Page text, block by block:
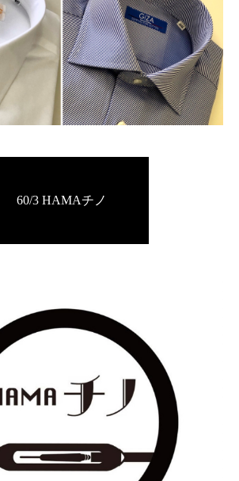
60/3 HAMAチノ